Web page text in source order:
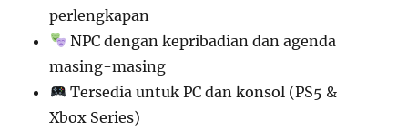
perlengkapan
NPC dengan kepribadian dan agenda
masing-masing
Tersedia untuk PC dan konsol (PS5 &
Xbox Series)